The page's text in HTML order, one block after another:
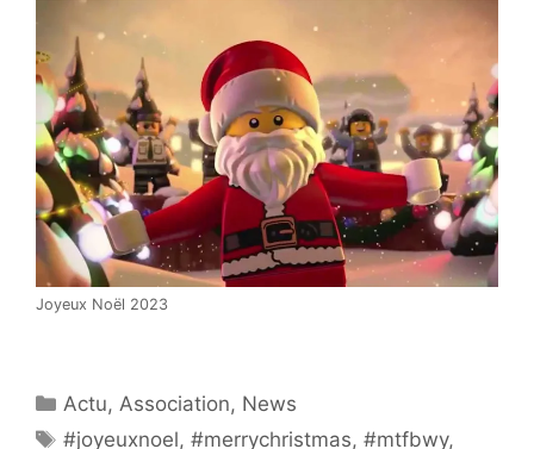
Joyeux Noël 2023
Catégories
Actu,Association, News
Étiquettes
#joyeuxnoel,#merrychristmas,#mtfbwy,